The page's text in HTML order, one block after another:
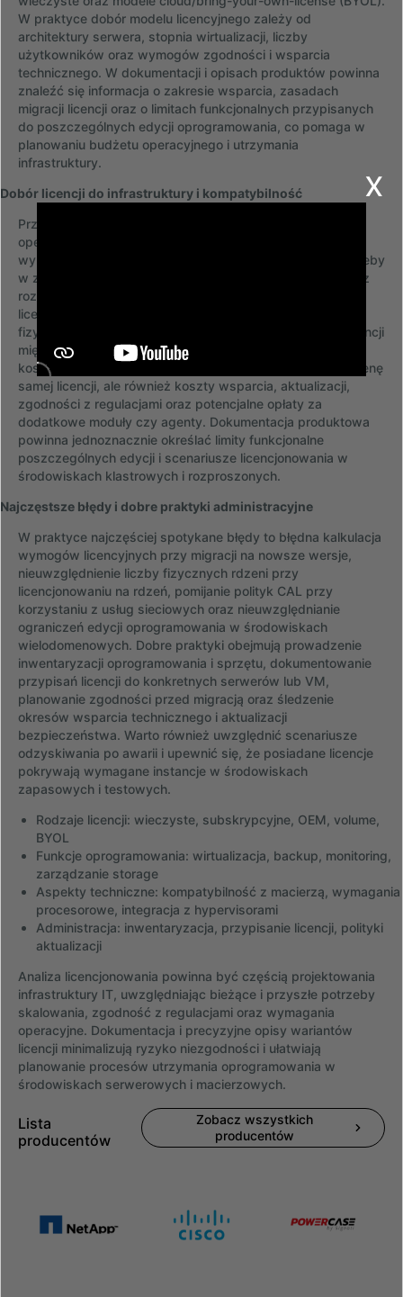
W praktyce dobór modelu licencyjnego zależy od
architektury serwera, stopnia wirtualizacji, liczby
użytkowników oraz wymogów zgodności i wsparcia
technicznego. W dokumentacji i opisach produktów powinna
znaleźć się informacja o zakresie wsparcia, zasadach
migracji licencji oraz o limitach funkcjonalnych przypisanych
do poszczególnych edycji oprogramowania, co pomaga w
planowaniu budżetu operacyjnego i utrzymania
infrastruktury.
Dobór licencji do infrastruktury i kompatybilność
Przy doborze licencji kluczowe są kryteria techniczne i
operacyjne: liczba rdzeni lub procesorów w serwerze,
wymagania wirtualizacyjne, typ macierzy dyskowej, potrzeby
w zakresie replikacji i deduplikacji danych oraz integracja z
rozwiązaniami backupowymi. Równie istotne są warunki
licencyjne dotyczące migracji między środowiskiem
fizycznym a wirtualnym oraz możliwości przenoszenia licencji
między instancjami chmurowymi a lokalnymi. Przy ocenie
kosztów całkowitych (TCO) należy uwzględnić nie tylko cenę
samej licencji, ale również koszty wsparcia, aktualizacji,
zgodności z regulacjami oraz potencjalne opłaty za
dodatkowe moduły czy agenty. Dokumentacja produktowa
powinna jednoznacznie określać limity funkcjonalne
poszczególnych edycji i scenariusze licencjonowania w
środowiskach klastrowych i rozproszonych.
Najczęstsze błędy i dobre praktyki administracyjne
W praktyce najczęściej spotykane błędy to błędna kalkulacja
wymogów licencyjnych przy migracji na nowsze wersje,
nieuwzględnienie liczby fizycznych rdzeni przy
licencjonowaniu na rdzeń, pomijanie polityk CAL przy
korzystaniu z usług sieciowych oraz nieuwzględnianie
ograniczeń edycji oprogramowania w środowiskach
wielodomenowych. Dobre praktyki obejmują prowadzenie
inwentaryzacji oprogramowania i sprzętu, dokumentowanie
przypisań licencji do konkretnych serwerów lub VM,
planowanie zgodności przed migracją oraz śledzenie
okresów wsparcia technicznego i aktualizacji
bezpieczeństwa. Warto również uwzględnić scenariusze
odzyskiwania po awarii i upewnić się, że posiadane licencje
pokrywają wymagane instancje w środowiskach
zapasowych i testowych.
Rodzaje licencji: wieczyste, subskrypcyjne, OEM, volume,
BYOL
Funkcje oprogramowania: wirtualizacja, backup, monitoring,
zarządzanie storage
Aspekty techniczne: kompatybilność z macierzą, wymagania
procesorowe, integracja z hypervisorami
Administracja: inwentaryzacja, przypisanie licencji, polityki
aktualizacji
Analiza licencjonowania powinna być częścią projektowania
infrastruktury IT, uwzględniając bieżące i przyszłe potrzeby
skalowania, zgodność z regulacjami oraz wymagania
operacyjne. Dokumentacja i precyzyjne opisy wariantów
licencji minimalizują ryzyko niezgodności i ułatwiają
planowanie procesów utrzymania oprogramowania w
środowiskach serwerowych i macierzowych.
Lista
producentów
Zobacz wszystkich
producentów
x